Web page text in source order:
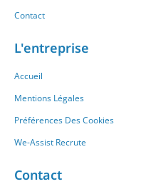
Contact
L'entreprise
Accueil
Mentions Légales
Préférences Des Cookies
We-Assist Recrute
Contact